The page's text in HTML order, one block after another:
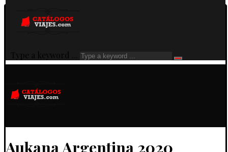
Type a keyword ...
Aukana Argentina 2020